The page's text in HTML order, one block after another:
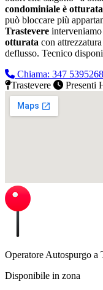
condominiale è otturata
può bloccare più
Trastevere
otturata con
deflusso. Tecnico
Chiama: 347 5395268
Trastevere
Presenti
Operatore Autospurgo a
Disponibile in zona